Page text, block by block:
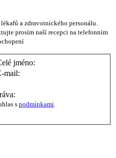
a zdravotnického personálu.
prosím naší recepci na telefonním
jméno:
mail:
s podmínkami